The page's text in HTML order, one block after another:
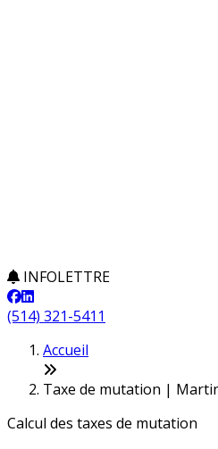
INFOLETTRE
(514) 321-5411
Accueil
Taxe de mutation |
Calcul des taxes de mutation